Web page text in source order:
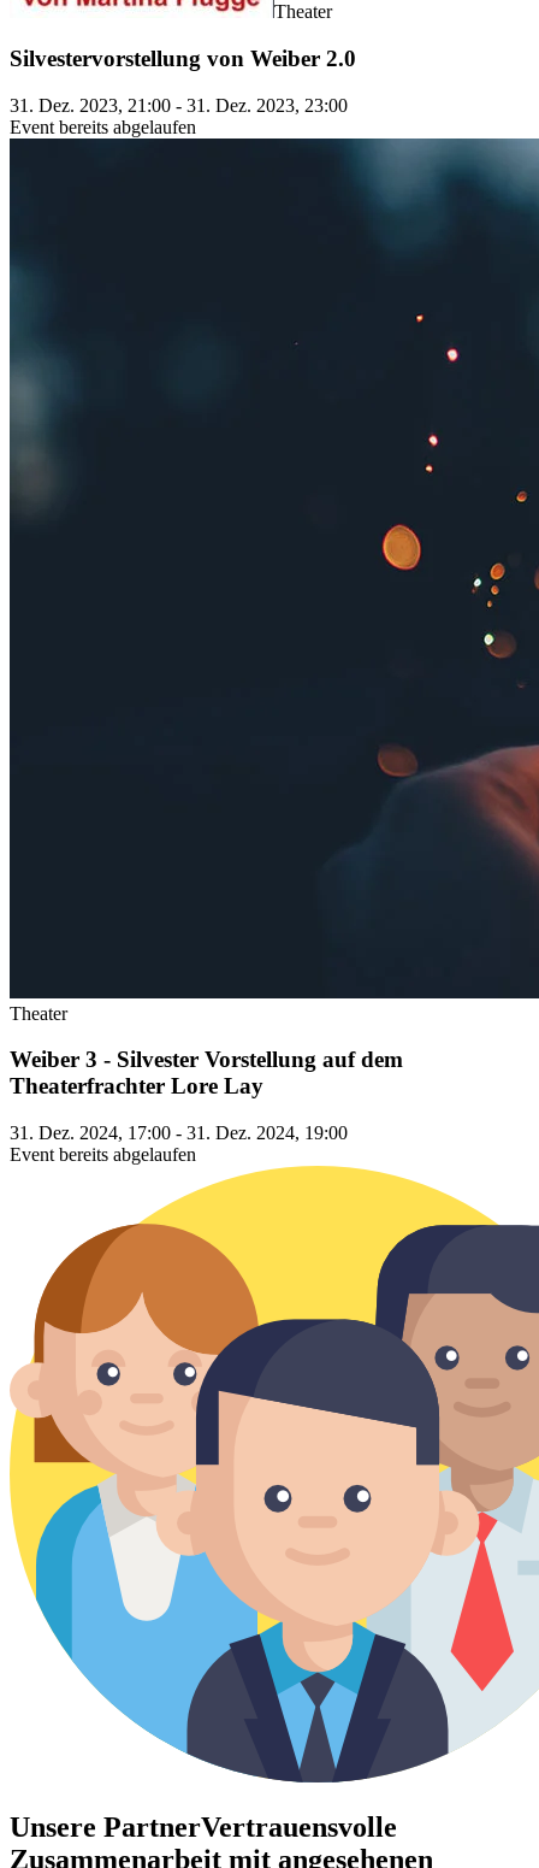
Theater
Silvestervorstellung von Weiber 2.0
31. Dez. 2023, 21:00 - 31. Dez. 2023, 23:00
Event bereits abgelaufen
Theater
Weiber 3 - Silvester Vorstellung auf dem
Theaterfrachter Lore Lay
31. Dez. 2024, 17:00 - 31. Dez. 2024, 19:00
Event bereits abgelaufen
Unsere PartnerVertrauensvolle
Zusammenarbeit mit angesehenen